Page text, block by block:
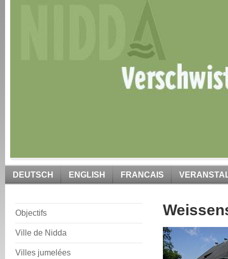
DEUTSCH ENGLISH FRANCAIS
Objectifs
Ville de Nidda
Villes jumelées